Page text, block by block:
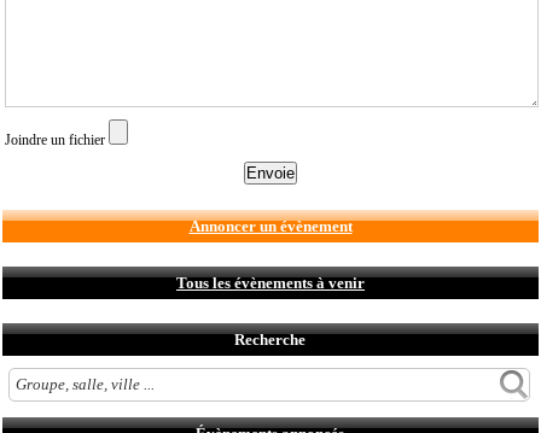
Joindre un fichier
Annoncer un évènement
Tous les évènements à venir
Recherche